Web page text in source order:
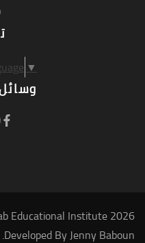
▼
Educational Institute 2026.
Developed ByJenny Baboun
.